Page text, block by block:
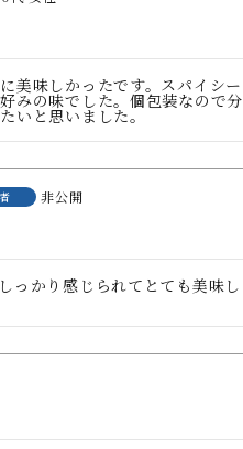
美味しかったです。スパイシー
みの味でした。個包装なので分
いと思いました。
非公開
っかり感じられてとても美味し